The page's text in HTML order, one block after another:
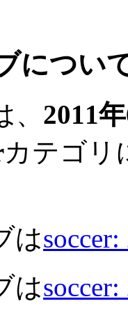
につい
2011
カテゴリ
は
は